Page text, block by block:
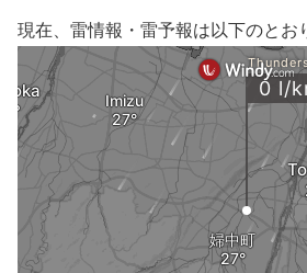
現在、雷情報・雷予報は以下のとお